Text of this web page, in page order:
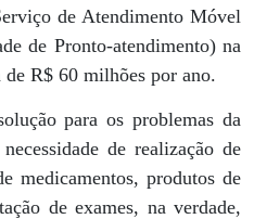
de Atendimento Móvel
de Pronto-atendimento) na
R$ 60 milhões por ano.
para os problemas da
de realização de
medicamentos, produtos de
de exames, na verdade,